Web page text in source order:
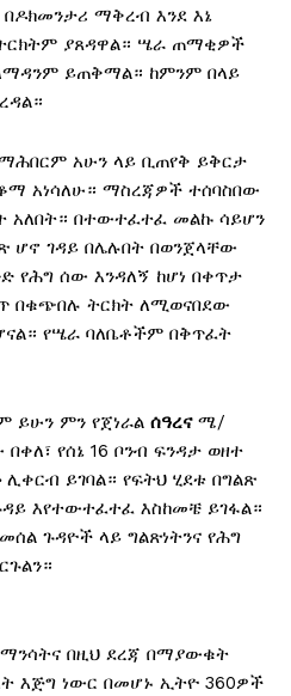
ማቅረብ እንደ እኔ
ያጸዳዋል። ሤራ ጠማቂዎች
ይጠቅማል። ከምንም በላይ
አሁን ላይ ቢጠየቅ ይቅርታ
አነሳለሁ። ማስረጃዎች ተሰባስበው
አለበት። በተውተፈተፈ መልኩ ሳይሆን
ሆኖ ገዳይ በሌሉበት በወንጀላቸው
የሕግ ሰው እንዳለኝ ከሆነ በቀጥታ
በቁጭበሉ ትርክት ለሚወናበደው
የሤራ ባለቤቶችም በቅጥፈት
ይሁን ምን የጀነራል ሰዓረናሜ/
የሰኔ 16 ቦንብ ፍንዳታ ወዘተ
ይገባል። የፍትህ ሂደቱ በግልጽ
እየተውተፈተፈ እስከመቼ ይገፋል።
ጉዳዮች ላይ ግልጽነትንና የሕግ
በዚህ ደረጃ በማያውቁት
እጅግ ነውር በመሆኑ ኢትዮ 360ዎች